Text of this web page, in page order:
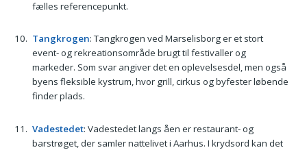
fælles referencepunkt.
Tangkrogen: Tangkrogen ved Marselisborg er et stort
event- og rekreationsområde brugt til festivaller og
markeder. Som svar angiver det en oplevelsesdel, men også
byens fleksible kystrum, hvor grill, cirkus og byfester løbende
finder plads.
Vadestedet: Vadestedet langs åen er restaurant- og
barstrøget, der samler nattelivet i Aarhus. I krydsord kan det